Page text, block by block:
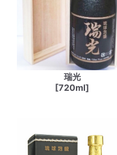
瑞光
[720ml]